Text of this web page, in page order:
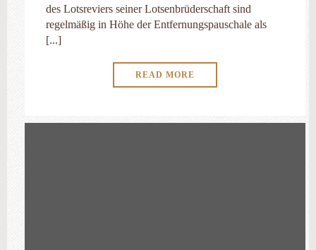
des Lotsreviers seiner Lotsenbrüderschaft sind
regelmäßig in Höhe der Entfernungspauschale als
[...]
READ MORE